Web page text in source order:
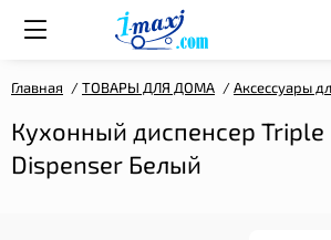
Главная ТОВАРЫ ДЛЯ ДОМА Аксессуары
Кухонный диспенсер Triple
Dispenser Белый